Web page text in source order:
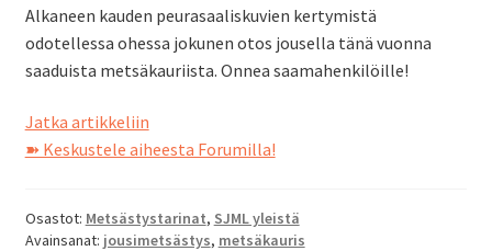
Alkaneen kauden peurasaaliskuvien kertymistä
odotellessa ohessa jokunen otos jousella tänä vuonna
saaduista metsäkauriista. Onnea saamahenkilöille!
Jatka artikkeliinKaurissaaliita
➽ Keskustele aiheesta Forumilla!
Osastot: Metsästystarinat, SJML yleistä
Avainsanat: jousimetsästys, metsäkauris